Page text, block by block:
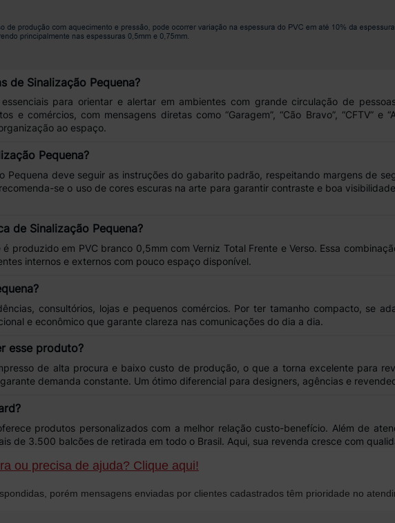
de Sinalização Pequena?
essenciais para orientar e alertar em ambientes com grande circulação de
e comércios, com mensagens diretas como “Garagem”, “Cão Bravo”, “CFTV” e “
ao espaço.
Pequena?
Pequena deve seguir as instruções do gabarito padrão , respeitando margens de
recomenda-se o uso de cores escuras na arte para garantir contraste e boa
de Sinalização Pequena?
é produzido em PVC branco 0,5mm comVerniz Total Frente e Verso. Essa
internos e externos com pouco espaço disponível.
consultórios, lojas e pequenos comércios. Por ter tamanho compacto, se
e econômico que garante clareza nas comunicações do dia a dia.
esse produto?
de alta procura e baixo custo de produção, o que a torna excelente para
demanda constante. Um ótimo diferencial para designers, agências e
produtos personalizadoscom a melhor relação custo-benefício. Além de
de 3.500 balcões de retirada em todo o Brasil. Aqui, sua revenda cresce com
ou precisa de ajuda? Clique aqui!
porém mensagens enviadas por clientes cadastrados têm prioridade no